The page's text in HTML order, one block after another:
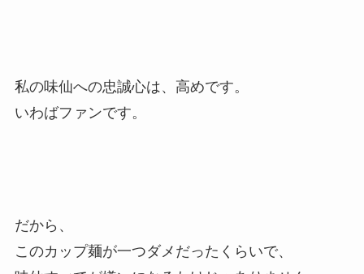
私の味仙への忠誠心は、高めです。
いわばファンです。
だから、
このカップ麺が一つダメだったくらいで、